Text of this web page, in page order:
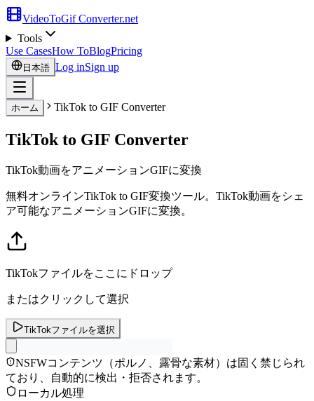
VideoToGif Converter.net
Tools
Use CasesHow ToBlogPricing
日本語 Log inSign up
ホーム TikTok to GIF Converter
TikTok to GIF Converter
TikTok動画をアニメーションGIFに変換
無料オンラインTikTok to GIF変換ツール。TikTok動画をシェ
ア可能なアニメーションGIFに変換。
TikTokファイルをここにドロップ
またはクリックして選択
TikTokファイルを選択
NSFWコンテンツ（ポルノ、露骨な素材）は固く禁じられ
ており、自動的に検出・拒否されます。
ローカル処理